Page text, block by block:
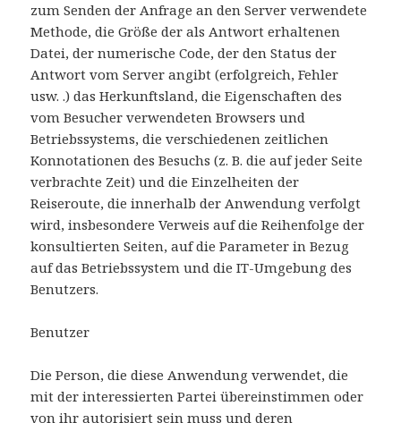
zum Senden der Anfrage an den Server verwendete
Methode, die Größe der als Antwort erhaltenen
Datei, der numerische Code, der den Status der
Antwort vom Server angibt (erfolgreich, Fehler
usw. .) das Herkunftsland, die Eigenschaften des
vom Besucher verwendeten Browsers und
Betriebssystems, die verschiedenen zeitlichen
Konnotationen des Besuchs (z. B. die auf jeder Seite
verbrachte Zeit) und die Einzelheiten der
Reiseroute, die innerhalb der Anwendung verfolgt
wird, insbesondere Verweis auf die Reihenfolge der
konsultierten Seiten, auf die Parameter in Bezug
auf das Betriebssystem und die IT-Umgebung des
Benutzers.
Benutzer
Die Person, die diese Anwendung verwendet, die
mit der interessierten Partei übereinstimmen oder
von ihr autorisiert sein muss und deren